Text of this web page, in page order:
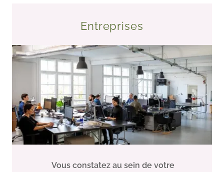
Entreprises
Vous constatez au sein de votre